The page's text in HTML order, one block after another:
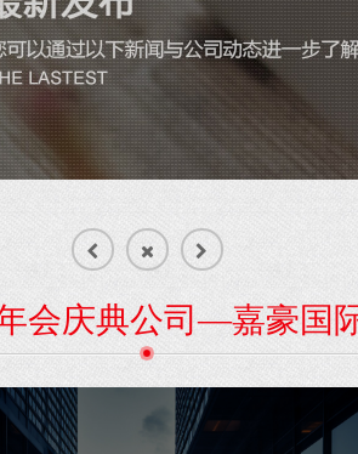
会庆典公司—嘉豪国